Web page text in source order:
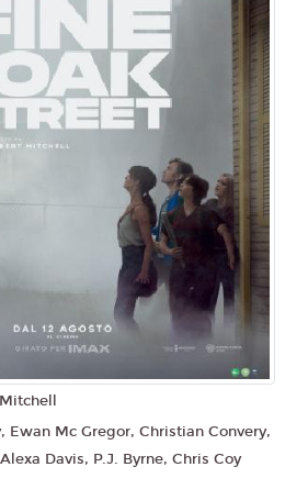
Ewan Mc Gregor, Christian Convery,
Davis, P.J. Byrne, Chris Coy